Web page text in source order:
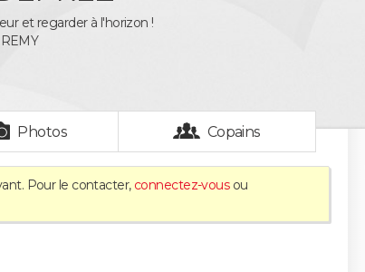
et regarder à l'horizon !
Photos Copains
Pour le contacter, connectez-vousou